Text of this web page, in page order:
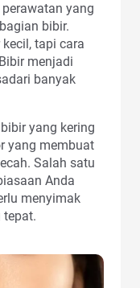
yang
bibir.
tapi cara
menjadi
banyak
yang kering
yang membuat
Salah satu
Anda
menyimak
tepat.